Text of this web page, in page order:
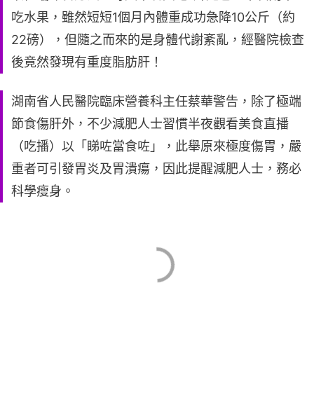
吃水果，雖然短短1個月內體重成功急降10公斤（約
22磅），但隨之而來的是身體代謝紊亂，經醫院檢查
後竟然發現有重度脂肪肝！
湖南省人民醫院臨床營養科主任蔡華警告，除了極端
節食傷肝外，不少減肥人士習慣半夜觀看美食直播
（吃播）以「睇咗當食咗」，此舉原來極度傷胃，嚴
重者可引發胃炎及胃潰瘍，因此提醒減肥人士，務必
科學瘦身。